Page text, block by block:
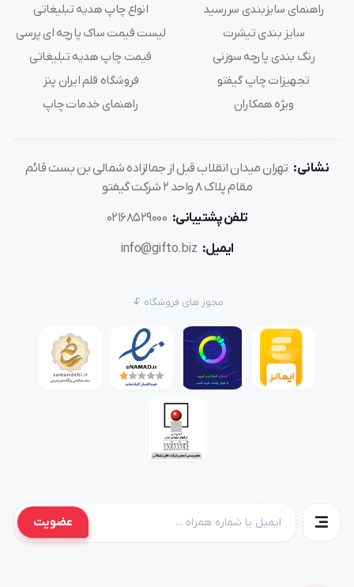
راهنمای سایزبندی سررسید
سایز بندی تیشرت
رنگ بندی پارچه سوزنی
تجهیزات چاپ گیفتو
ویژه همکاران
انواع چاپ هدیه تبلیغاتی
لیست قیمت ساک پارچه ای پرسی
قیمت چاپ هدیه تبلیغاتی
فروشگاه قلم ایران پنز
راهنمای خدمات چاپ
نشانی: تهران میدان انقلاب قبل از جمالزاده شمالی بن بست قائم
مقام پلاک 8 واحد 2 شرکت گیفتو
تلفن پشتیبانی: 02168529000
ایمیل: info@gifto.biz
مجوز های فروشگاه
عضویت